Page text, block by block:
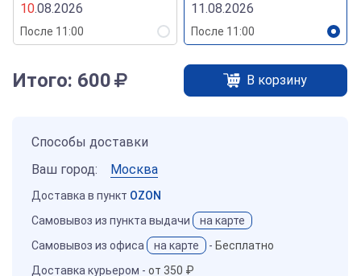
10.08.2026
После 11:00
11.08.2026
После 11:00
Итого: 600 В корзину
Способы доставки
Ваш город:
Москва
Доставка в пункт OZON
Самовывоз из пункта выдачи
на карте
Самовывоз из офиса
на карте - Бесплатно
Доставка курьером - от 350 ₽